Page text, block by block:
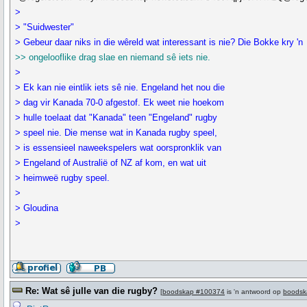
>
> "Suidwester"
> Gebeur daar niks in die wêreld wat interessant is nie? Die Bokke kry 'n
>> ongelooflike drag slae en niemand sê iets nie.
>
> Ek kan nie eintlik iets sê nie. Engeland het nou die
> dag vir Kanada 70-0 afgestof. Ek weet nie hoekom
> hulle toelaat dat "Kanada" teen "Engeland" rugby
> speel nie. Die mense wat in Kanada rugby speel,
> is essensieel naweekspelers wat oorspronklik van
> Engeland of Australië of NZ af kom, en wat uit
> heimweë rugby speel.
>
> Gloudina
>
Re: Wat sê julle van die rugby? [boodskap #100374 is 'n antwoord op